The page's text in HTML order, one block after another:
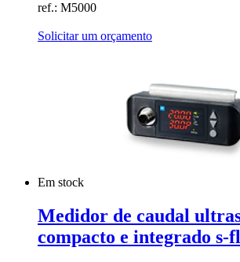
ref.: M5000
Solicitar um orçamento
Em stock
Medidor de caudal
compacto e integrado s-